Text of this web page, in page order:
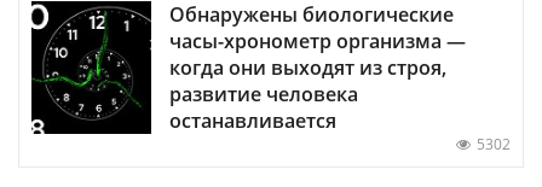
Обнаружены биологические
часы-хронометр организма —
когда они выходят из строя,
развитие человека
останавливается
5302